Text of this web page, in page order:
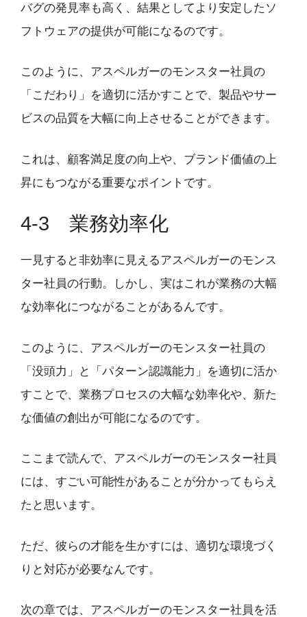
バグの発見率も高く、結果としてより安定したソ
フトウェアの提供が可能になるのです。
このように、アスペルガーのモンスター社員の
「こだわり」を適切に活かすことで、製品やサー
ビスの品質を大幅に向上させることができます。
これは、顧客満足度の向上や、ブランド価値の上
昇にもつながる重要なポイントです。
4-3 業務効率化
一見すると非効率に見えるアスペルガーのモンス
ター社員の行動。しかし、実はこれが業務の大幅
な効率化につながることがあるんです。
このように、アスペルガーのモンスター社員の
「没頭力」と「パターン認識能力」を適切に活か
すことで、業務プロセスの大幅な効率化や、新た
な価値の創出が可能になるのです。
ここまで読んで、アスペルガーのモンスター社員
には、すごい可能性があることが分かってもらえ
たと思います。
ただ、彼らの才能を生かすには、適切な環境づく
りと対応が必要なんです。
次の章では、アスペルガーのモンスター社員を活